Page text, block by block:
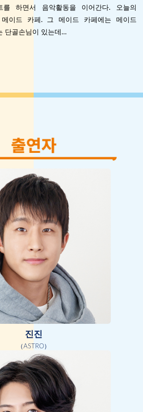
를 하면서 음악활동을 이어간다. 오늘의
메이드 카페. 그 메이드 카페에는 메이드
단골손님이 있는데…
진진
（ASTRO）